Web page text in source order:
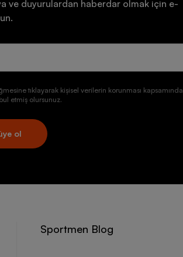
ve duyurulardan haberdar olmak için e-
tıklayarak kişisel verilerin korunması kapsamında
etmiş olursunuz.
ol
Sportmen Blog